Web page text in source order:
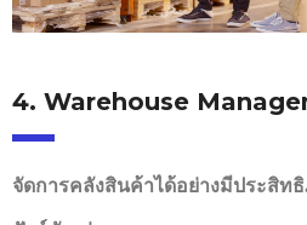
4. Warehouse
จัดการคลังสินค้าได้อย่างมีประสิท